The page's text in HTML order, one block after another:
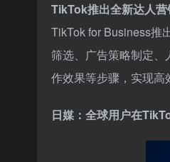
TikTok推出全新达人
TikTok for Business推
筛选、广告策略制定
作效果等步骤，实现高
日媒：全球用户在